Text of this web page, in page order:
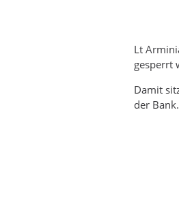
Lt
gesperrt
Damit
der Bank.